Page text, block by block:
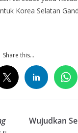
Korea Selatan
Share this…
Wujudkan